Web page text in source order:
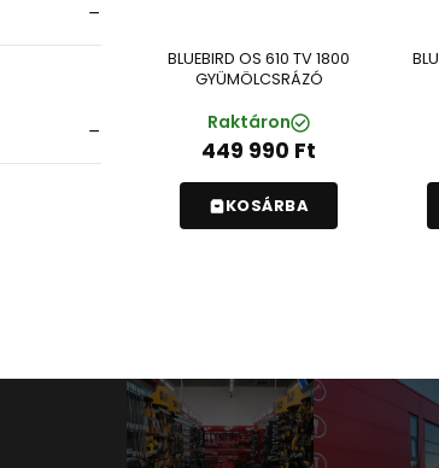
BLUEBIRD OS 610 TV 1800
GYÜMÖLCSRÁZÓ
Raktáron
449 990 Ft
KOSÁRBA